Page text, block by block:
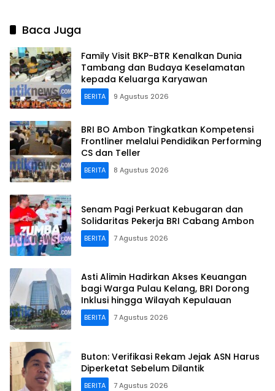
Baca Juga
Family Visit BKP-BTR Kenalkan Dunia
Tambang dan Budaya Keselamatan
kepada Keluarga Karyawan
BERITA 9 Agustus 2026
BRI BO Ambon Tingkatkan Kompetensi
Frontliner melalui Pendidikan Performing
CS dan Teller
BERITA 8 Agustus 2026
Senam Pagi Perkuat Kebugaran dan
Solidaritas Pekerja BRI Cabang Ambon
BERITA 7 Agustus 2026
Asti Alimin Hadirkan Akses Keuangan
bagi Warga Pulau Kelang, BRI Dorong
Inklusi hingga Wilayah Kepulauan
BERITA 7 Agustus 2026
Buton: Verifikasi Rekam Jejak ASN Harus
Diperketat Sebelum Dilantik
BERITA 7 Agustus 2026